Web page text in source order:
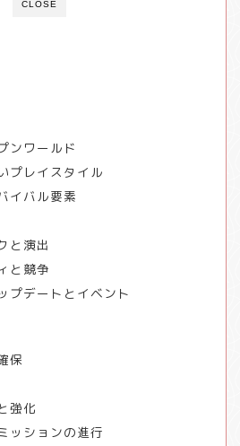
CLOSE
ンワールド
プレイスタイル
イバル要素
と演出
と競争
プデートとイベント
保
強化
ッションの進行